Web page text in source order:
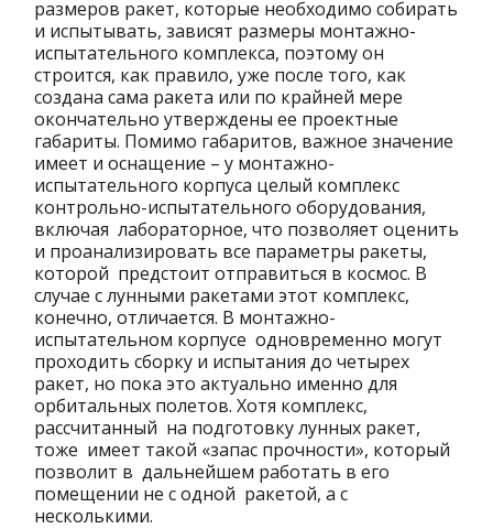
размеров ракет, которые необходимо собирать
и испытывать, зависят размеры монтажно-
испытательного комплекса, поэтому он
строится, как правило, уже после того, как
создана сама ракета или по крайней мере
окончательно утверждены ее проектные
габариты. Помимо габаритов, важное значение
имеет и оснащение – у монтажно-
испытательного корпуса целый комплекс
контрольно-испытательного оборудования,
включая лабораторное, что позволяет оценить
и проанализировать все параметры ракеты,
которой предстоит отправиться в космос. В
случае с лунными ракетами этот комплекс,
конечно, отличается. В монтажно-
испытательном корпусе одновременно могут
проходить сборку и испытания до четырех
ракет, но пока это актуально именно для
орбитальных полетов. Хотя комплекс,
рассчитанный на подготовку лунных ракет,
тоже имеет такой «запас прочности», который
позволит в дальнейшем работать в его
помещении не с одной ракетой, а с
несколькими.